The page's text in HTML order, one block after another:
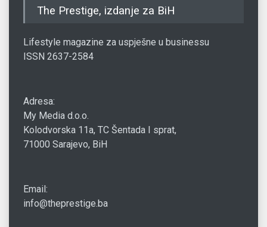
The Prestige, izdanje za BiH
Lifestyle magazine za uspješne u businessu
ISSN 2637-2584
Adresa:
My Media d.o.o.
Kolodvorska 11a, TC Šentada I sprat,
71000 Sarajevo, BiH
Email:
info@theprestige.ba